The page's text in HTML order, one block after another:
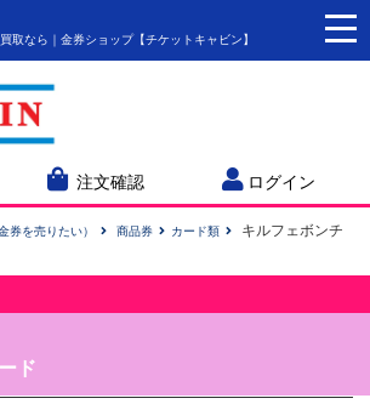
取なら｜金券ショップ【チケットキャビン】
注文確認 ログイン
券を売りたい） 商品券 カード類
キルフェボンチ
ド